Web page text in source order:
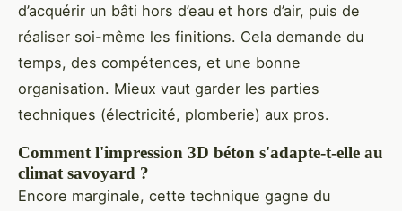
d’acquérir un bâti hors d’eau et hors d’air, puis de
réaliser soi-même les finitions. Cela demande du
temps, des compétences, et une bonne
organisation. Mieux vaut garder les parties
techniques (électricité, plomberie) aux pros.
Comment l'impression 3D béton s'adapte-t-elle au
climat savoyard ?
Encore marginale, cette technique gagne du